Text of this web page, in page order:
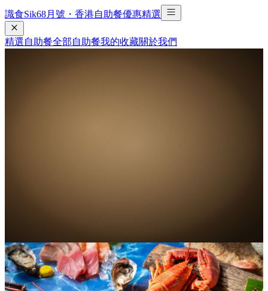
識食Sik68月號・香港自助餐優惠精選
精選自助餐全部自助餐我的收藏關於我們